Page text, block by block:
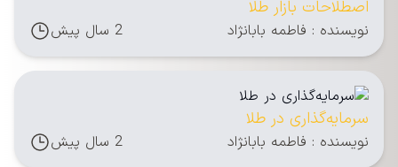
اصطلاحات بازار طلا
نویسنده : فاطمه بابانژاد 2 سال پیش
سرمایه‌گذاری در طلا
نویسنده : فاطمه بابانژاد 2 سال پیش